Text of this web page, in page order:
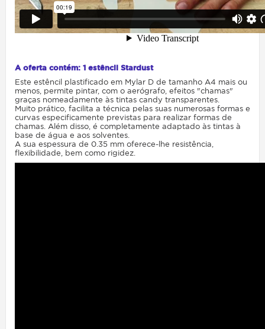
A oferta contém: 1 estêncil Stardust
Este estêncil plastificado em Mylar D de tamanho A4 mais ou
menos, permite pintar, com o aerógrafo, efeitos "chamas"
graças nomeadamente às tintas candy transparentes.
Muito prático, facilita a técnica pelas suas numerosas formas e
curvas especificamente previstas para realizar formas de
chamas. Além disso, é completamente adaptado às tintas à
base de água e aos solventes.
A sua espessura de 0.35 mm oferece-lhe resistência,
flexibilidade, bem como rigidez.